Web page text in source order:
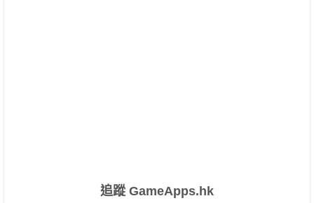
追蹤 GameApps.hk